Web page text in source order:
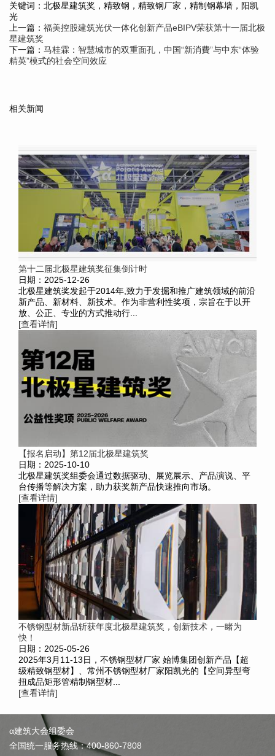
关键词：北极星建筑奖，精致钢，精致钢厂家，精制钢幕墙，阳凯
光
上一篇： 福美控股建筑光伏一体化创新产品eBIPV荣获第十一届北极
星建筑奖
下一篇： 马桂霖：智慧城市的双重面孔，中国“新消費”与中东“体验
精英”模式的社会空间效应
相关新闻
第十二届北极星建筑奖征集倒计时
日期：2025-12-26
北极星建筑奖发起于2014年,致力于发掘和推广建筑领域的前沿
新产品、新材料、新技术。作为非营利性奖项，宗旨在于以开
放、公正、专业的方式推动行...
[查看详情]
【报名启动】第12届北极星建筑奖
日期：2025-10-10
北极星建筑奖组委会通过数据驱动、展览展示、产品演说、平
台传播等解决方案，助力获奖新产品快速推向市场。
[查看详情]
不锈钢型材新品斩获年度北极星建筑奖，创新技术，一睹为
快！
日期：2025-05-26
2025年3月11-13日，不锈钢型材厂家 始博集团创新产品【超
级精致钢型材】、常州不锈钢型材厂家阳凯光的【空间异型弯
扭成品矩形管精制钢型材...
[查看详情]
α建筑大会组委会
全国统一服务热线：400-860-7808